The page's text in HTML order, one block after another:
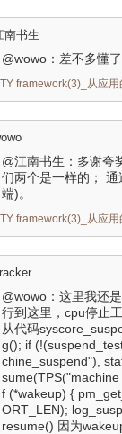
南书生
@wowo：差不多懂
framework(3)_从应
@江南书生：多谢夸
们两个是一样的；
端)。
framework(3)_从应
@wowo：这里我还
行到这里，cpu停止
从代码
g(); if
chine_suspend"),
f (*wakeup) {
ORT_LEN);
resume() 因为